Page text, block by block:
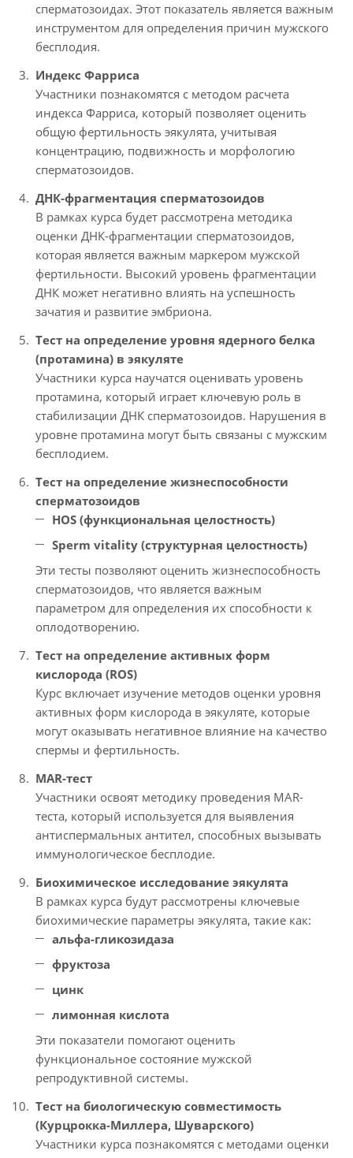
сперматозоидах. Этот показатель является важным
инструментом для определения причин мужского
бесплодия.
Индекс Фарриса
Участники познакомятся с методом расчета
индекса Фарриса, который позволяет оценить
общую фертильность эякулята, учитывая
концентрацию, подвижность и морфологию
сперматозоидов.
ДНК-фрагментация сперматозоидов
В рамках курса будет рассмотрена методика
оценки ДНК-фрагментации сперматозоидов,
которая является важным маркером мужской
фертильности. Высокий уровень фрагментации
ДНК может негативно влиять на успешность
зачатия и развитие эмбриона.
Тест на определение уровня ядерного белка
(протамина) в эякуляте
Участники курса научатся оценивать уровень
протамина, который играет ключевую роль в
стабилизации ДНК сперматозоидов. Нарушения в
уровне протамина могут быть связаны с мужским
бесплодием.
Тест на определение жизнеспособности
сперматозоидов
НОS (функциональная целостность)
Sperm vitality (структурная целостность)
Эти тесты позволяют оценить жизнеспособность
сперматозоидов, что является важным
параметром для определения их способности к
оплодотворению.
Тест на определение активных форм
кислорода (ROS)
Курс включает изучение методов оценки уровня
активных форм кислорода в эякуляте, которые
могут оказывать негативное влияние на качество
спермы и фертильность.
MAR-тест
Участники освоят методику проведения MAR-
теста, который используется для выявления
антиспермальных антител, способных вызывать
иммунологическое бесплодие.
Биохимическое исследование эякулята
В рамках курса будут рассмотрены ключевые
биохимические параметры эякулята, такие как:
альфа-гликозидаза
фруктоза
цинк
лимонная кислота
Эти показатели помогают оценить
функциональное состояние мужской
репродуктивной системы.
Тест на биологическую совместимость
(Курцрокка-Миллера, Шуварского)
Участники курса познакомятся с методами оценки